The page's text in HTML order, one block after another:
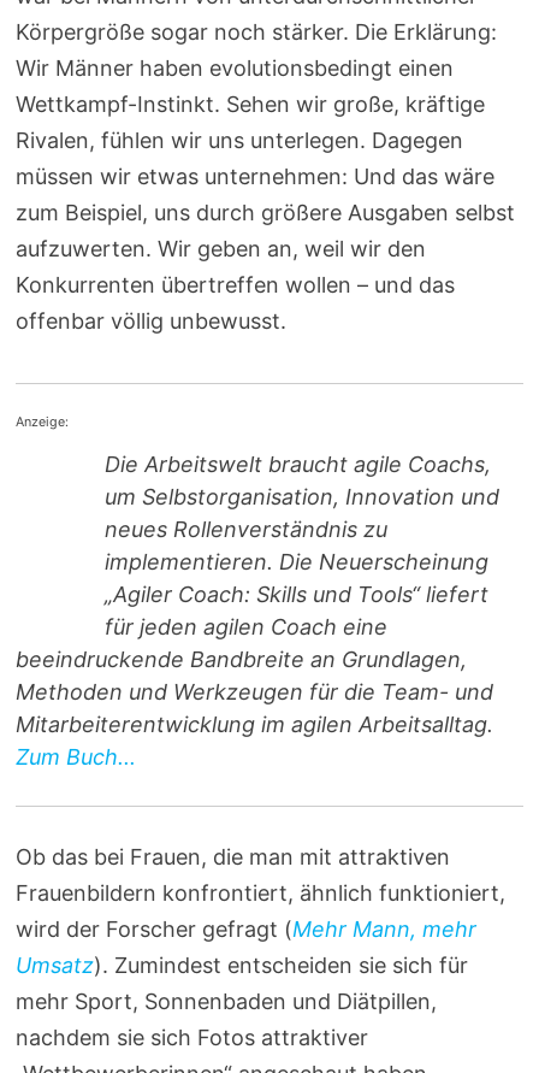
Körpergröße sogar noch stärker. Die Erklärung:
Wir Männer haben evolutionsbedingt einen
Wettkampf-Instinkt. Sehen wir große, kräftige
Rivalen, fühlen wir uns unterlegen. Dagegen
müssen wir etwas unternehmen: Und das wäre
zum Beispiel, uns durch größere Ausgaben selbst
aufzuwerten. Wir geben an, weil wir den
Konkurrenten übertreffen wollen – und das
offenbar völlig unbewusst.
Anzeige:
Die Arbeitswelt braucht agile Coachs,
um Selbstorganisation, Innovation und
neues Rollenverständnis zu
implementieren. Die Neuerscheinung
„Agiler Coach: Skills und Tools“ liefert
für jeden agilen Coach eine
beeindruckende Bandbreite an Grundlagen,
Methoden und Werkzeugen für die Team- und
Mitarbeiterentwicklung im agilen Arbeitsalltag.
Zum Buch...
Ob das bei Frauen, die man mit attraktiven
Frauenbildern konfrontiert, ähnlich funktioniert,
wird der Forscher gefragt (Mehr Mann, mehr
Umsatz). Zumindest entscheiden sie sich für
mehr Sport, Sonnenbaden und Diätpillen,
nachdem sie sich Fotos attraktiver